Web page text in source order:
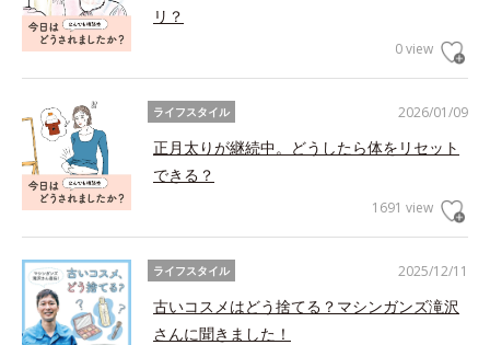
リ？
0 view
2026/01/09
ライフスタイル
正月太りが継続中。どうしたら体をリセット
できる？
1691 view
2025/12/11
ライフスタイル
古いコスメはどう捨てる？マシンガンズ滝沢
さんに聞きました！